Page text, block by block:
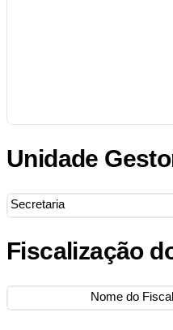
Unidade
Secretaria
Fiscalização
Nome do Fiscal